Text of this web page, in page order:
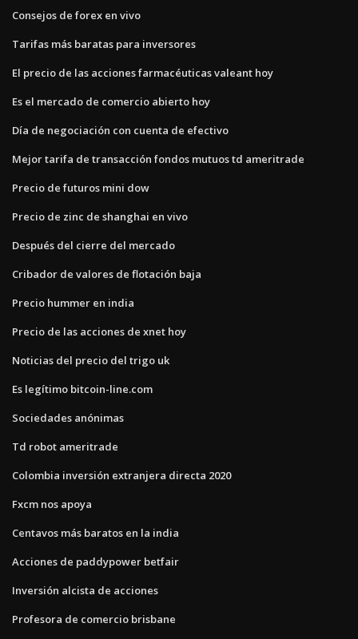
Consejos de forex en vivo
Tarifas más baratas para inversores
El precio de las acciones farmacéuticas valeant hoy
Es el mercado de comercio abierto hoy
Día de negociación con cuenta de efectivo
Mejor tarifa de transacción fondos mutuos td ameritrade
Precio de futuros mini dow
Precio de zinc de shanghai en vivo
Después del cierre del mercado
Cribador de valores de flotación baja
Precio hummer en india
Precio de las acciones de xnet hoy
Noticias del precio del trigo uk
Es legítimo bitcoin-line.com
Sociedades anónimas
Td robot ameritrade
Colombia inversión extranjera directa 2020
Fxcm nos apoya
Centavos más baratos en la india
Acciones de paddypower betfair
Inversión alcista de acciones
Profesora de comercio brisbane